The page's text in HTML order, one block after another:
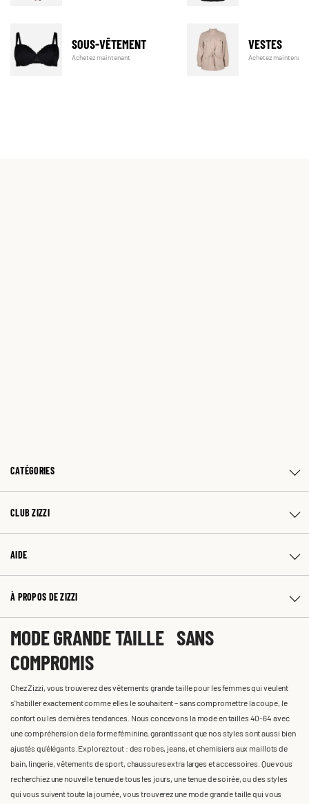
SOUS-VÊTEMENT
Achetez maintenant
VESTES
Achetez maintenant
CATÉGORIES
CLUB ZIZZI
AIDE
À PROPOS DE ZIZZI
MODE GRANDE TAILLE SANS
COMPROMIS
Chez Zizzi, vous trouverez des vêtements grande taille pour les femmes qui veulent
s'habiller exactement comme elles le souhaitent – sans compromettre la coupe, le
confort ou les dernières tendances. Nous concevons la mode en tailles 40-64 avec
une compréhension de la forme féminine, garantissant que nos styles sont aussi bien
ajustés qu'élégants. Explorez tout : des robes, jeans, et chemisiers aux maillots de
bain, lingerie, vêtements de sport, chaussures extra larges et accessoires. Que vous
recherchiez une nouvelle tenue de tous les jours, une tenue de soirée, ou des styles
qui vous suivent toute la journée, vous trouverez une mode grande taille qui vous